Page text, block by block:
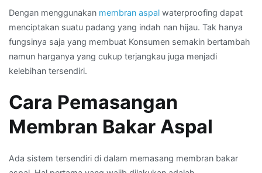
Dengan menggunakan membran aspal waterproofing dapat
menciptakan suatu padang yang indah nan hijau. Tak hanya
fungsinya saja yang membuat Konsumen semakin bertambah
namun harganya yang cukup terjangkau juga menjadi
kelebihan tersendiri.
Cara Pemasangan
Membran Bakar Aspal
Ada sistem tersendiri di dalam memasang membran bakar